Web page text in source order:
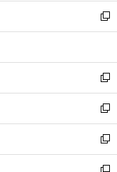
く
で
開
ド
ウ
開
く
ウ
ィ
ン
ウ
で
開
く
し
い
ウ
ン
ド
ウ
で
開
く
新
し
ウ
ィ
ン
ド
ウ
で
開
く
新
し
い
ウ
ィ
ン
新
し
い
ウ
新
し